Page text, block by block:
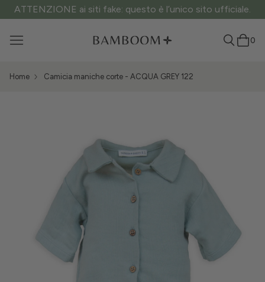
ATTENZIONE ai siti fake: questo è l’unico sito ufficiale.
0
Home Camicia maniche corte - ACQUA GREY 122